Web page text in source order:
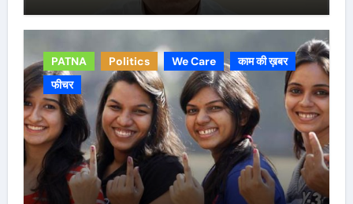
PATNA Politics We Care
काम की ख़बर
फीचर